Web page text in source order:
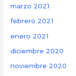
marzo 2021
febrero 2021
enero 2021
diciembre 2020
noviembre 2020